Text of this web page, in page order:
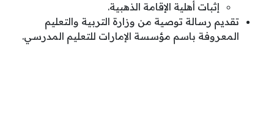
إثبات أهلية الإقامة الذهبية.
تقديم رسالة توصية من وزارة التربية والتعليم
المعروفة باسم مؤسسة الإمارات للتعليم المدرسي.